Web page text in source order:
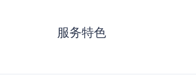
服务特色